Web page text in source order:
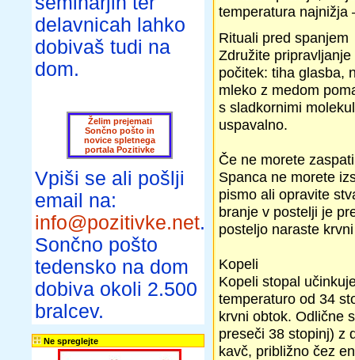
delavnicah lahko
dobivaš tudi na
dom.
Želim prejemati
Sončno pošto in
novice spletnega
portala Pozitivke
Vpiši se ali pošlji
email na:
info@pozitivke.net.
Sončno pošto
tedensko na dom
dobiva okoli 2.500
bralcev.
Ne spreglejte
temperatura najnižja
Rituali pred spanjem
Združite
počitek: tiha glasba,
mleko z medom
s sladkornimi
uspavalno.
Če ne morete
Spanca ne morete
pismo ali opravite
branje v postelji je
posteljo naraste
Kopeli
Kopeli stopal
temperaturo od 34
krvni obtok. Odlične
preseči 38 stopinj) z
kavč, približno čez